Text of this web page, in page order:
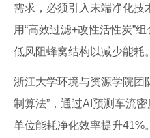
需求，必须引入末端净化技
用“高效过滤+改性活性炭”
低风阻蜂窝结构以减少能耗。
浙江大学环境与资源学院团
制算法”，通过AI预测车流
单位能耗净化效率提升41%。